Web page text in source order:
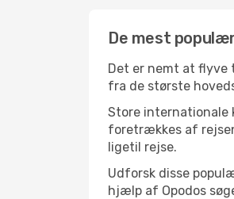
De mest
Det er nemt at flyve
fra de største
Store internationale
foretrækkes af
ligetil rejse.
Udforsk disse
hjælp af Opodos